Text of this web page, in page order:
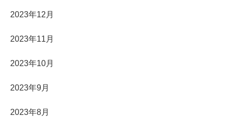
2023年12月
2023年11月
2023年10月
2023年9月
2023年8月